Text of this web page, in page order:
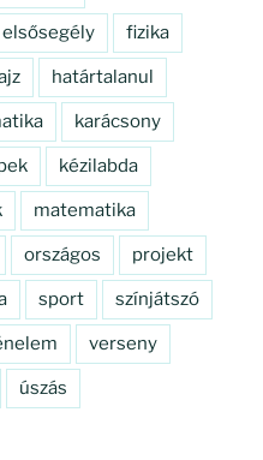
elsősegély fizika
határtalanul
karácsony
kézilabda
matematika
országos projekt
sport színjátszó
verseny
úszás